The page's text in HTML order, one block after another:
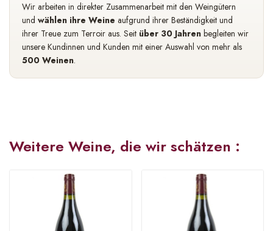
Wir arbeiten in direkter Zusammenarbeit mit den Weingütern
und wählen ihre Weine aufgrund ihrer Beständigkeit und
ihrer Treue zum Terroir aus. Seit über 30 Jahren begleiten wir
unsere Kundinnen und Kunden mit einer Auswahl von mehr als
500 Weinen.
Weitere Weine, die wir schätzen :